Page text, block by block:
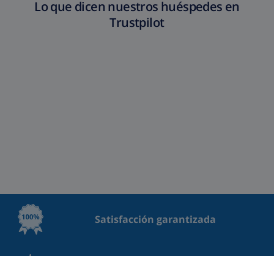
Lo que dicen nuestros huéspedes en
Trustpilot
Satisfacción garantizada